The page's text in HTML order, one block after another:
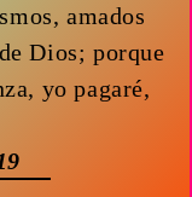
amados
Dios; porque
yo pagaré,